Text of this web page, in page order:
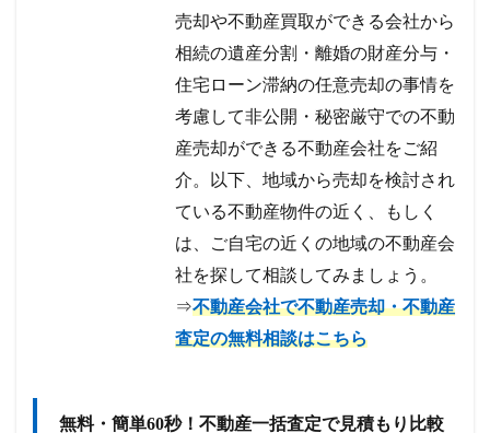
売却や不動産買取ができる会社から
相続の遺産分割・離婚の財産分与・
住宅ローン滞納の任意売却の事情を
考慮して非公開・秘密厳守での不動
産売却ができる不動産会社をご紹
介。以下、地域から売却を検討され
ている不動産物件の近く、もしく
は、ご自宅の近くの地域の不動産会
社を探して相談してみましょう。
⇒不動産会社で不動産売却・不動産
査定の無料相談はこちら
無料・簡単60秒！不動産一括査定で見積もり比較